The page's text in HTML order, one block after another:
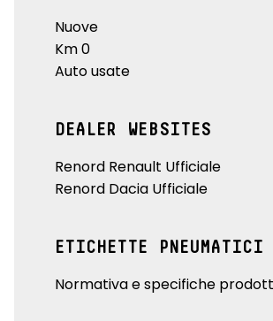
Nuove
Km 0
Auto usate
DEALER WEBSITES
Renord Renault Ufficiale
Renord Dacia Ufficiale
ETICHETTE PNEUMATICI
Normativa e specifiche